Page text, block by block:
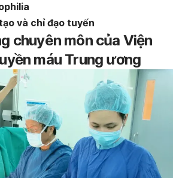
và chỉ đạo tuyến
chuyên môn của Viện
máu Trung ương